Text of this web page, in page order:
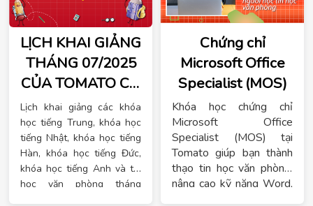
LỊCH KHAI GIẢNG
THÁNG 07/2025
CỦA TOMATO CƠ
SỞ LẠCH TRAY
Lịch khai giảng các khóa
học tiếng Trung, khóa học
tiếng Nhật, khóa học tiếng
Hàn, khóa học tiếng Đức,
khóa học tiếng Anh và tin
học văn phòng tháng
Chứng chỉ
Microsoft Office
Specialist (MOS)
Khóa học chứng chỉ
Microsoft Office
Specialist (MOS) tại
Tomato giúp bạn thành
thạo tin học văn phòng,
nâng cao kỹ năng Word,